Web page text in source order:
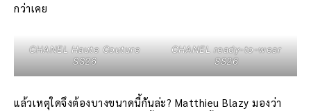
กว่าเคย
CHANEL Haute Couture
SS26
CHANEL ready-to-wear
SS26
แล้วเหตุใดจึงต้องบางขนาดนี้กันล่ะ? Matthieu Blazy มองว่า